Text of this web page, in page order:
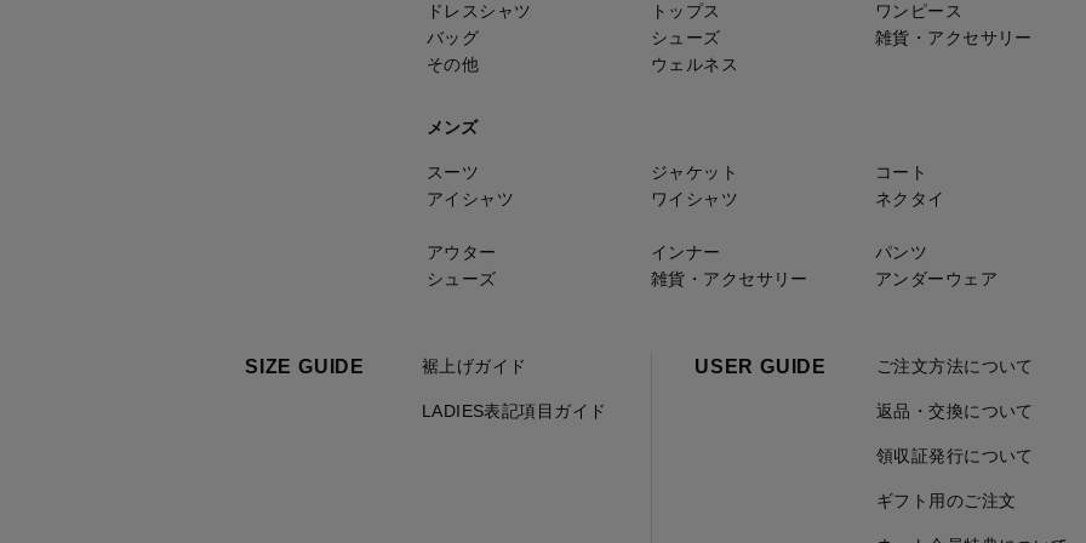
ドレスシャツ
トップス
ワンピース
バッグ
シューズ
雑貨・アクセサリー
その他
ウェルネス
メンズ
スーツ ジャケット
コート
アイシャツ
ワイシャツ ネクタイ
アウター インナー
パンツ
シューズ
雑貨・アクセサリー アンダーウェア
SIZE GUIDE 裾上げガイド
LADIES表記項目ガイド
USER GUIDE ご注文方法について
返品・交換について
領収証発行について
ギフト用のご注文